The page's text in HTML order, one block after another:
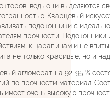
ведь они выделяются
Кварцевый
подоконники с
прочности.
к царапинам и не
не только красивые, но и
агломерат на 92-95 %
по прочности материал.
имеет очень высокую